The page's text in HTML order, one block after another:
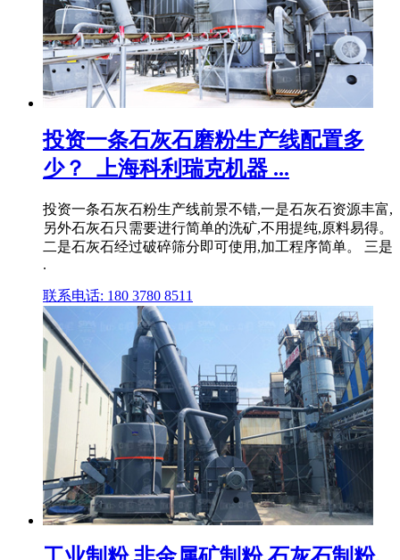
投资一条石灰石磨粉生产线配置多
少？_上海科利瑞克机器 ...
投资一条石灰石粉生产线前景不错,一是石灰石资源丰富,
另外石灰石只需要进行简单的洗矿,不用提纯,原料易得。
二是石灰石经过破碎筛分即可使用,加工程序简单。 三是
.
联系电话: 180 3780 8511